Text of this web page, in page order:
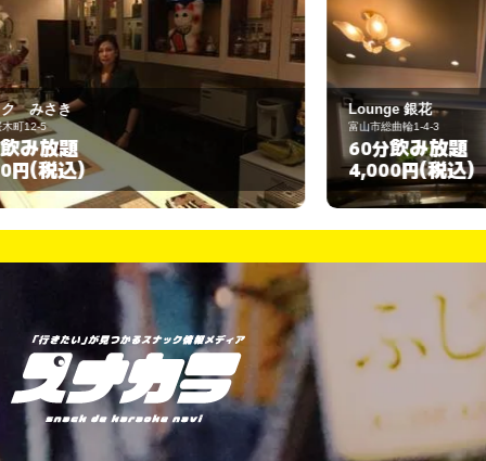
Lounge 銀花
富山市総曲輪1-4-3
60分飲み放題
4,000円(税込)